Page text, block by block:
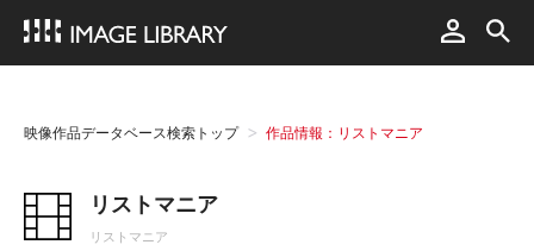
映像作品データベース検索トップ 作品情報：リストマニア
リストマニア
リストマニア